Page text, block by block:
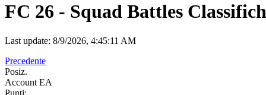
FC 26 - Squad Battles
Last update: 8/9/2026, 4:45:11 AM
Precedente
Posiz.
Account EA
Punti: